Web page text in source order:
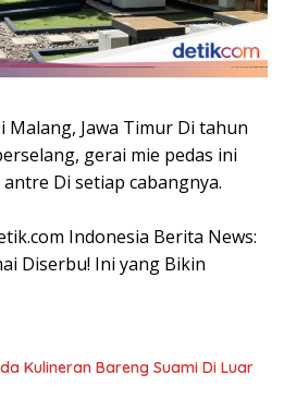
Malang, Jawa Timur Di tahun
gerai mie pedas ini
Di setiap cabangnya.
Indonesia Berita News:
Diserbu! Ini yang Bikin
Kulineran Bareng Suami Di Luar